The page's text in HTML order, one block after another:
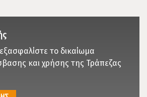
το δικαίωμα
και χρήσης της Τράπεζας